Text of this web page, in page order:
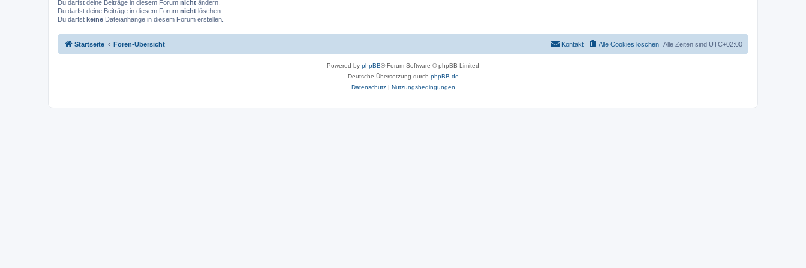
Du darfst deine Beiträge in diesem Forum nicht ändern.
Du darfst deine Beiträge in diesem Forum nicht löschen.
Du darfst keine Dateianhänge in diesem Forum erstellen.
Startseite Foren-Übersicht Alle Zeiten sind UTC+02:00
Alle Cookies löschen
Kontakt
Powered by phpBB® Forum Software © phpBB Limited
Deutsche Übersetzung durch phpBB.de
Datenschutz| Nutzungsbedingungen